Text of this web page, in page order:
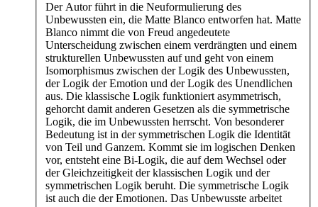
Der Autor führt in die Neuformulierung des
Unbewussten ein, die Matte Blanco entworfen hat. Matte
Blanco nimmt die von Freud angedeutete
Unterscheidung zwischen einem verdrängten und einem
strukturellen Unbewussten auf und geht von einem
Isomorphismus zwischen der Logik des Unbewussten,
der Logik der Emotion und der Logik des Unendlichen
aus. Die klassische Logik funktioniert asymmetrisch,
gehorcht damit anderen Gesetzen als die symmetrische
Logik, die im Unbewussten herrscht. Von besonderer
Bedeutung ist in der symmetrischen Logik die Identität
von Teil und Ganzem. Kommt sie im logischen Denken
vor, entsteht eine Bi-Logik, die auf dem Wechsel oder
der Gleichzeitigkeit der klassischen Logik und der
symmetrischen Logik beruht. Die symmetrische Logik
ist auch die der Emotionen. Das Unbewusste arbeitet